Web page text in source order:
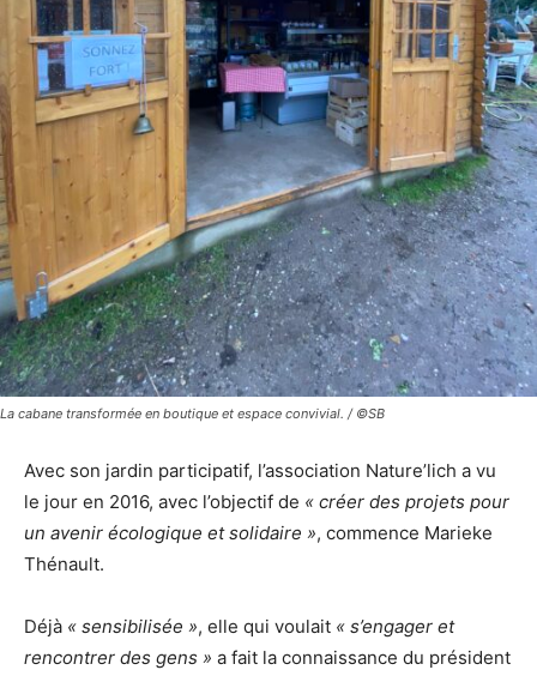
La cabane transformée en boutique et espace convivial. / ©SB
Avec son jardin participatif, l’association Nature’lich a vu
le jour en 2016, avec l’objectif de « créer des projets pour
un avenir écologique et solidaire », commence Marieke
Thénault.
Déjà « sensibilisée », elle qui voulait « s’engager et
rencontrer des gens » a fait la connaissance du président